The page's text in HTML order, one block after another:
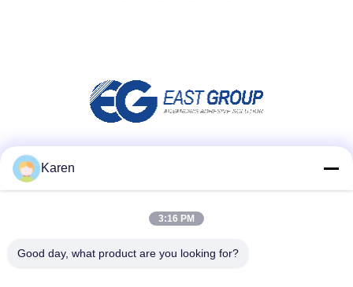
Karen
3:16 PM
Good day, what product are you looking for?